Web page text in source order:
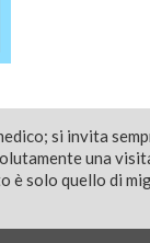
si invita
una
è solo quello di